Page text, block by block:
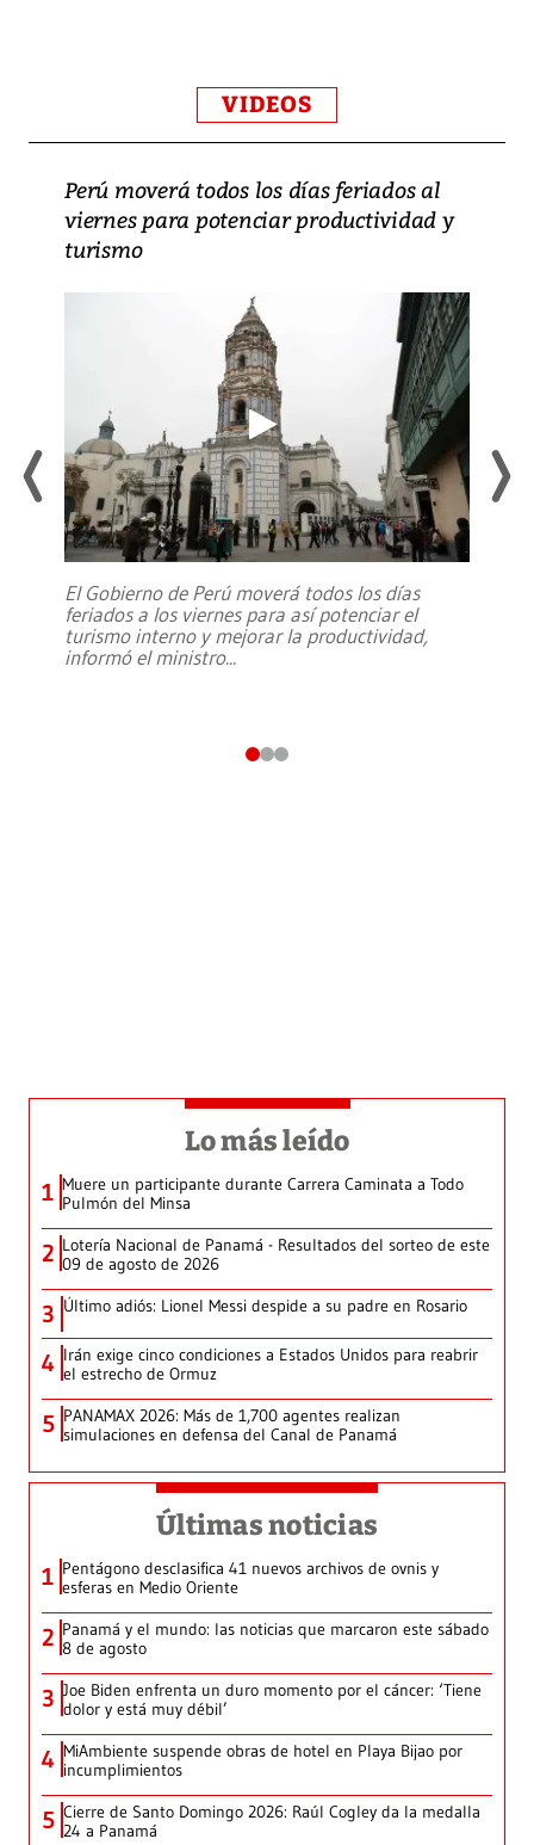
VIDEOS
Perú moverá todos los días feriados al
viernes para potenciar productividad y
turismo
El Gobierno de Perú moverá todos los días
feriados a los viernes para así potenciar el
turismo interno y mejorar la productividad,
informó el ministro...
Lo más leído
1 Muere un participante durante Carrera Caminata a Todo
Pulmón del Minsa
2 Lotería Nacional de Panamá - Resultados del sorteo de este
09 de agosto de 2026
3 Último adiós: Lionel Messi despide a su padre en Rosario
4 Irán exige cinco condiciones a Estados Unidos para reabrir
el estrecho de Ormuz
5 PANAMAX 2026: Más de 1,700 agentes realizan
simulaciones en defensa del Canal de Panamá
Últimas noticias
1 Pentágono desclasifica 41 nuevos archivos de ovnis y
esferas en Medio Oriente
2 Panamá y el mundo: las noticias que marcaron este sábado
8 de agosto
3 Joe Biden enfrenta un duro momento por el cáncer: ‘Tiene
dolor y está muy débil’
4 MiAmbiente suspende obras de hotel en Playa Bijao por
incumplimientos
5 Cierre de Santo Domingo 2026: Raúl Cogley da la medalla
24 a Panamá